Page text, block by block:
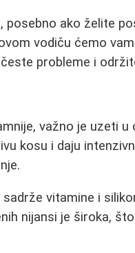
ako želite
vodiču ćemo
probleme i
važno je uzeti u
kosu i daju
vitamine i
nijansi je široka,